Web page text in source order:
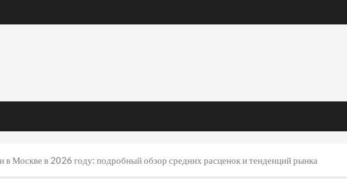
в Москве в 2026 году: подробный обзор средних расценок и тенденций рынка